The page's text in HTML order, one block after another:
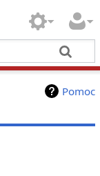
Pomoc